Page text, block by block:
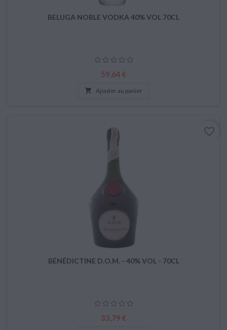
BELUGA NOBLE VODKA 40% VOL 70CL
Prix
59,64 €
 Ajouter au panier
BÉNÉDICTINE D.O.M. - 40% VOL - 70CL
Prix
33,79 €
favorite_border